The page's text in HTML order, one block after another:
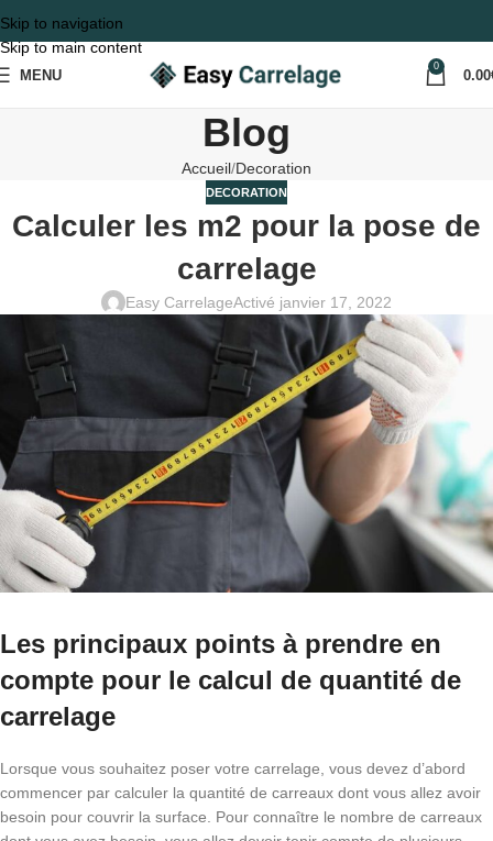
Skip to navigation
Skip to main content
MENU
0
0.00
Blog
Accueil Decoration
DECORATION
Calculer les m2 pour la pose de
carrelage
Easy CarrelageActivé janvier 17, 2022
Les principaux points à prendre en
compte pour le calcul de quantité de
carrelage
Lorsque vous souhaitez poser votre carrelage, vous devez d’abord
commencer par calculer la quantité de carreaux dont vous allez avoir
besoin pour couvrir la surface. Pour connaître le nombre de carreaux